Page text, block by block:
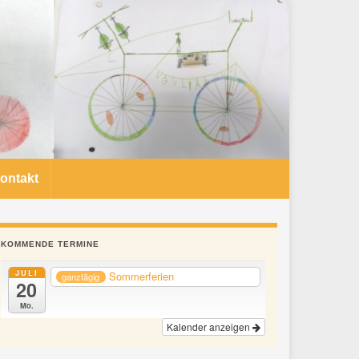
KOMMENDE TERMINE
JULI
20
Mo.
ganztägig Sommerferien
Kalender anzeigen